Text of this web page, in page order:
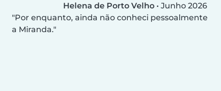
Helena de Porto Velho • Junho 2026
Por enquanto, ainda não conheci pessoalmente
a Miranda.